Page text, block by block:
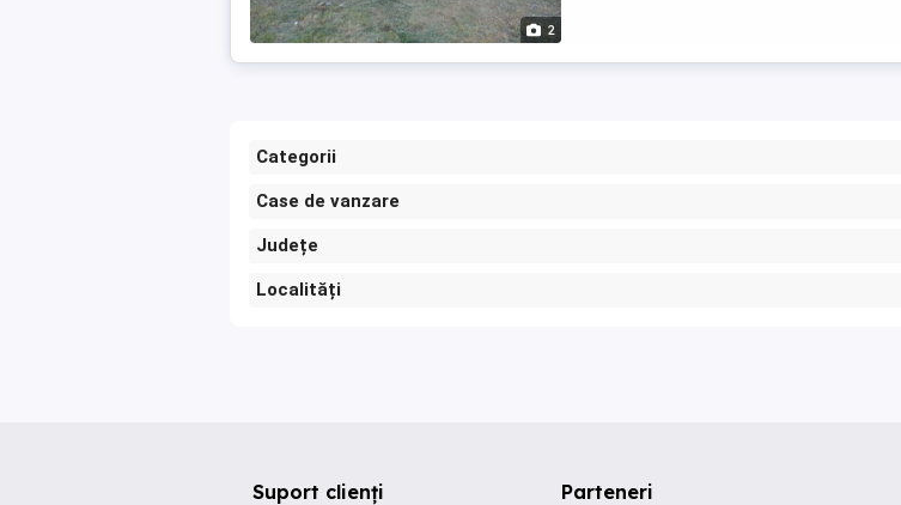
2
Categorii
Case de vanzare
Județe
Localități
Suport clienți Parteneri